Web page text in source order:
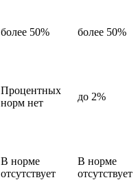
более 50% более 50%
Процентных
норм нет
до 2%
В норме
отсутствует
В норме
отсутствует